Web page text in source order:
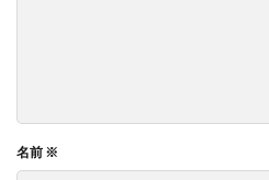
名前 ※